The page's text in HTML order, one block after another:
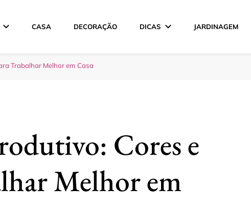
CASA DECORAÇÃO DICAS JARDINAGEM
Trabalhar Melhor em Casa
Cores e
Melhor em